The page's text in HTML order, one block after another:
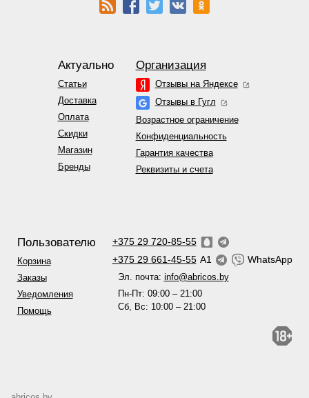
Актуально
Статьи
Доставка
Оплата
Скидки
Магазин
Бренды
Организация
Отзывы на Яндексе
Отзывы в Гугл
Возрастное ограничение
Конфиденциальность
Гарантия качества
Реквизиты и счета
Пользователю
Корзина
Заказы
Уведомления
Помощь
+375 29 720-85-55
+375 29 661-45-55 A1 WhatsApp
Эл. почта: info@abricos.by
Пн-Пт: 09:00 – 21:00
Сб, Вс: 10:00 – 21:00